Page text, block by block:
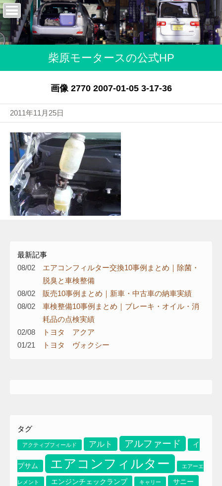
柴原モータースの公式HP
画像 2770 2007-01-05 3-17-36
2011年11月25日
最新記事
08/02
エアコンフィルター交換10事例まとめ｜除菌・
脱臭と車検整備
08/02
販売10事例まとめ｜新車・中古車の納車実績
08/02
車検整備10事例まとめ｜ブレーキ・オイル・消
耗品の点検実績
02/08
トヨタ アクア
01/21
トヨタ ヴォクシー
タグ
アクティブフィールド アルト アルファード イ
プサム エアコンフィルター エアーエ
レメント エンジンチェックランプ キャリー サニー